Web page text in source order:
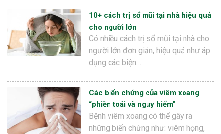
10+ cách trị sổ mũi tại nhà hiệu quả
cho người lớn
Có nhiều cách trị sổ mũi tại nhà cho
người lớn đơn giản, hiệu quả như áp
dụng các biện…
Các biến chứng của viêm xoang
“phiền toái và nguy hiểm”
Bệnh viêm xoang có thể gây ra
những biến chứng như: viêm họng,